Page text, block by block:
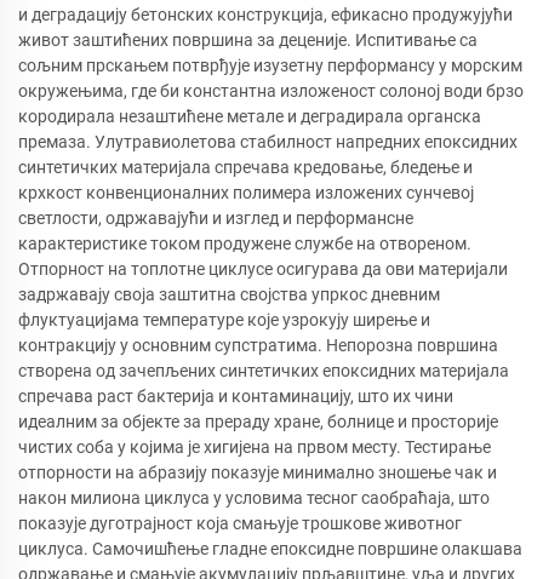
и деградацију бетонских конструкција, ефикасно продужујући
живот заштићених површина за деценије. Испитивање са
сољним прскањем потврђује изузетну перформансу у морским
окружењима, где би константна изложеност солоној води брзо
кородирала незаштићене метале и деградирала органска
премаза. Улутравиолетова стабилност напредних епоксидних
синтетичких материјала спречава кредовање, бледење и
крхкост конвенционалних полимера изложених сунчевој
светлости, одржавајући и изглед и перформансне
карактеристике током продужене службе на отвореном.
Отпорност на топлотне циклусе осигурава да ови материјали
задржавају своја заштитна својства упркос дневним
флуктуацијама температуре које узрокују ширење и
контракцију у основним супстратима. Непорозна површина
створена од зачепљених синтетичких епоксидних материјала
спречава раст бактерија и контаминацију, што их чини
идеалним за објекте за прераду хране, болнице и просторије
чистих соба у којима је хигијена на првом месту. Тестирање
отпорности на абразију показује минимално зношење чак и
након милиона циклуса у условима тесног саобраћаја, што
показује дуготрајност која смањује трошкове животног
циклуса. Самочишћење гладне епоксидне површине олакшава
одржавање и смањује акумулацију прљавштине, уља и других